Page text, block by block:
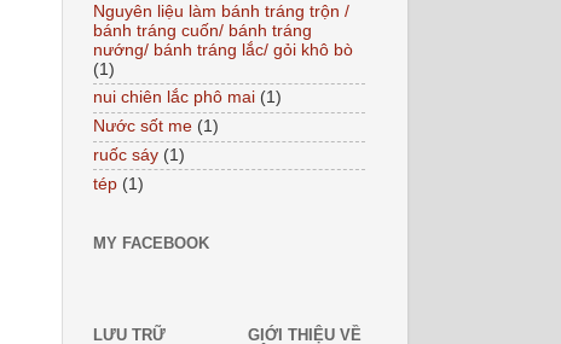
Nguyên liệu làm bánh tráng trộn /
bánh tráng cuốn/ bánh tráng
nướng/ bánh tráng lắc/ gỏi khô bò
(1)
nui chiên lắc phô mai (1)
Nước sốt me (1)
ruốc sáy (1)
tép (1)
MY FACEBOOK
LƯU TRỮ
GIỚI THIỆU VỀ